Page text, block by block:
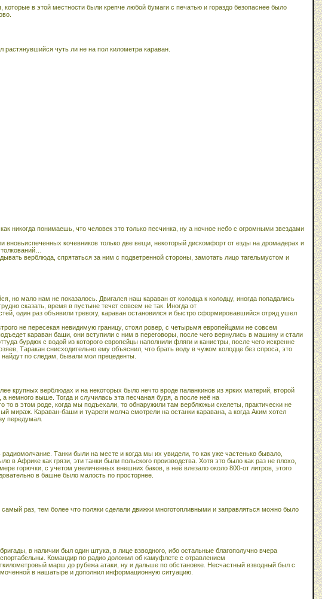
в этой местности были крепче любой бумаги с печатью и гораздо безопаснее было
чуть ли не на пол километра караван.
никогда понимаешь, что человек это только песчинка, ну а ночное небо с огромными звездами
вновьиспеченных кочевников только две вещи, некоторый дискомфорт от езды на дромадерах и
верблюда, спрятаться за ним с подветренной стороны, замотать лицо тагельмустом и
мало нам не показалось. Двигался наш караван от колодца к колодцу, иногда попадались
сказать, время в пустыне течет совсем не так. Иногда от
один раз объявили тревогу, караван остановился и быстро сформировавшийся отряд ушел
не пересекая невидимую границу, стоял ровер, с четырьмя европейцами не совсем
караван баши, они вступили с ним в переговоры, после чего вернулись в машину и стали
бурдюк с водой из которого европейцы наполнили фляги и канистры, после чего искренне
Таракан снисходительно ему объяснил, что брать воду в чужом колодце без спроса, это
по следам, бывали мол прецеденты.
крупных верблюдах и на некоторых было нечто вроде паланкинов из ярких материй, второй
немного выше. Тогда и случилась эта песчаная буря, а после неё на
то в этом роде, когда мы подъехали, то обнаружили там верблюжьи скелеты, практически не
мираж. Караван-баши и туареги молча смотрели на останки каравана, а когда Аким хотел
передумал.
Танки были на месте и когда мы их увидели, то как уже частенько бывало,
Африке как грязи, эти танки были польского производства. Хотя это было как раз не плохо,
горючки, с учетом увеличенных внешних баков, в неё влезало около 800-от литров, этого
в башне было малость по просторнее.
самый раз, тем более что поляки сделали движки многотопливными и заправляться можно было
в наличии был один штука, в лице взводного, ибо остальные благополучно вчера
Командир по радио доложил об камуфлете с отравлением
марш до рубежа атаки, ну и дальше по обстановке. Несчастный взводный был с
в нашатыре и дополнил информационную ситуацию.